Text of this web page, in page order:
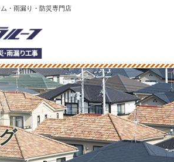
・雨漏り・防災専門店